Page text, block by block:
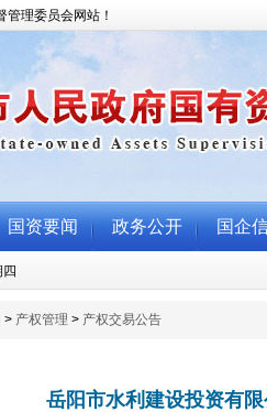
> 产权管理 > 产权交易公告
岳阳市水利建设投资有